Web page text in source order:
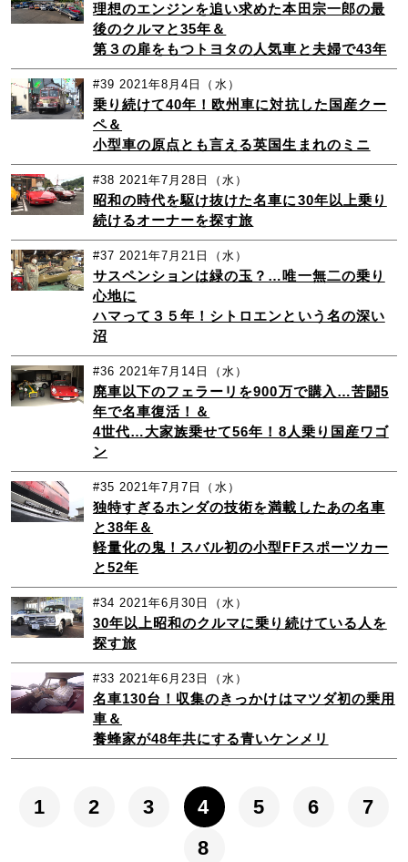
理想のエンジンを追い求めた本田宗一郎の最
後のクルマと35年＆
第３の扉をもつトヨタの人気車と夫婦で43年
#39 2021年8月4日（水）
乗り続けて40年！欧州車に対抗した国産クー
ペ＆
小型車の原点とも言える英国生まれのミニ
#38 2021年7月28日（水）
昭和の時代を駆け抜けた名車に30年以上乗り
続けるオーナーを探す旅
#37 2021年7月21日（水）
サスペンションは緑の玉？…唯一無二の乗り
心地に
ハマって３５年！シトロエンという名の深い
沼
#36 2021年7月14日（水）
廃車以下のフェラーリを900万で購入…苦闘5
年で名車復活！＆
4世代…大家族乗せて56年！8人乗り国産ワゴ
ン
#35 2021年7月7日（水）
独特すぎるホンダの技術を満載したあの名車
と38年＆
軽量化の鬼！スバル初の小型FFスポーツカー
と52年
#34 2021年6月30日（水）
30年以上昭和のクルマに乗り続けている人を
探す旅
#33 2021年6月23日（水）
名車130台！収集のきっかけはマツダ初の乗用
車＆
養蜂家が48年共にする青いケンメリ
1 2 3 4 5 6
7
8